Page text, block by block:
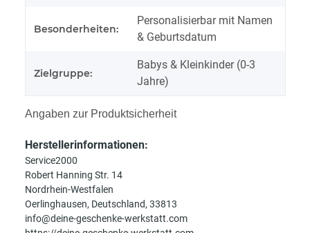
Besonderheiten:
Personalisierbar mit Namen
& Geburtsdatum
Zielgruppe:
Babys & Kleinkinder (0-3
Jahre)
Angaben zur Produktsicherheit
Herstellerinformationen:
Service2000
Robert Hanning Str. 14
Nordrhein-Westfalen
Oerlinghausen, Deutschland, 33813
info@deine-geschenke-werkstatt.com